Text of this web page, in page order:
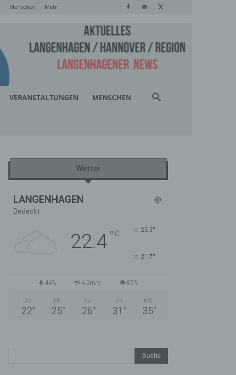
Menschen Mehr
VERANSTALTUNGEN MENSCHEN
Wetter
LANGENHAGEN
Bedeckt
22.4° C 23.3°
21.7°
44% 4.5m/s 85%
DO.
22°
FR.
25°
SA.
26°
SO.
31 °
MO.
35°